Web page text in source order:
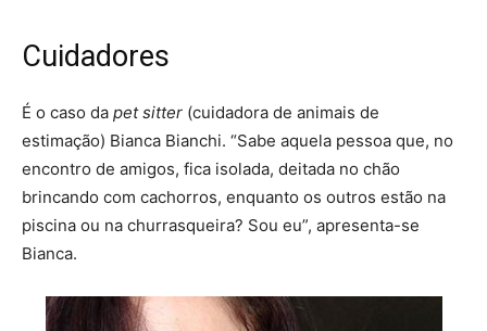
Cuidadores
É o caso da pet sitter (cuidadora de animais de
estimação) Bianca Bianchi. “Sabe aquela pessoa que, no
encontro de amigos, fica isolada, deitada no chão
brincando com cachorros, enquanto os outros estão na
piscina ou na churrasqueira? Sou eu”, apresenta-se
Bianca.